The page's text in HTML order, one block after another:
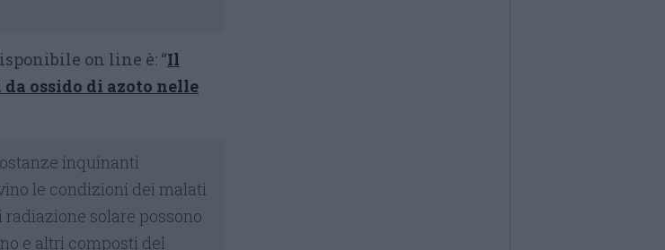
on line è: “Il
ossido di azoto nelle
inquinanti
le condizioni dei malati
solare possono
e altri composti del